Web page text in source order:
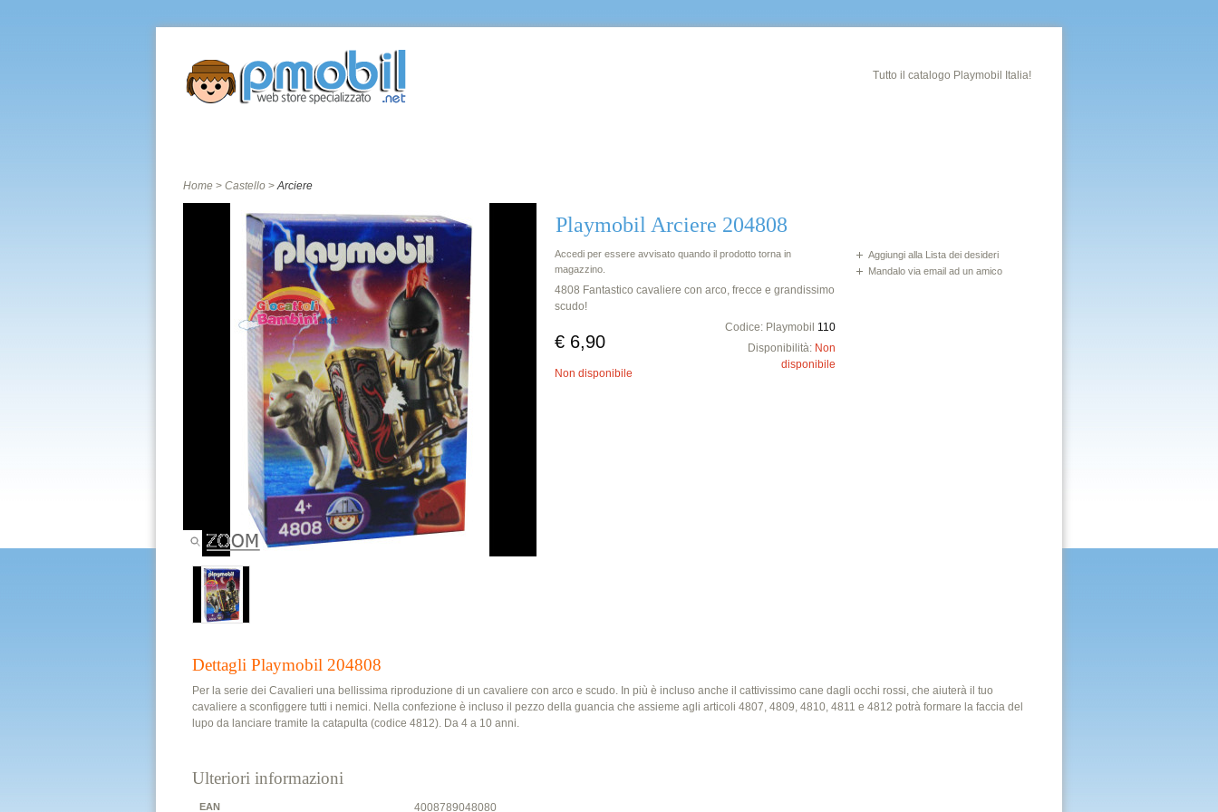
Tutto il catalogo Playmobil Italia!
Home > Castello > Arciere
Playmobil Arciere 204808
Accedi per essere avvisato quando il prodotto torna in
magazzino.
4808 Fantastico cavaliere con arco, frecce e grandissimo
scudo!
€ 6,90
Codice: Playmobil 110
Disponibilità: Non
disponibile
Non disponibile
Aggiungi alla Lista dei desideri
Mandalo via email ad un amico
Dettagli Playmobil 204808
Per la serie dei Cavalieri una bellissima riproduzione di un cavaliere con arco e scudo. In più è incluso anche il cattivissimo cane dagli occhi rossi, che aiuterà il tuo
cavaliere a sconfiggere tutti i nemici. Nella confezione è incluso il pezzo della guancia che assieme agli articoli 4807, 4809, 4810, 4811 e 4812 potrà formare la faccia del
lupo da lanciare tramite la catapulta (codice 4812). Da 4 a 10 anni.
Ulteriori informazioni
EAN 4008789048080